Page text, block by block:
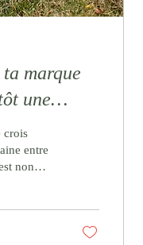
ta marque
une
crois
entre
non